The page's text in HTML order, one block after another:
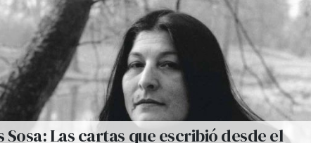
Sosa: Las cartas que escribió desde el